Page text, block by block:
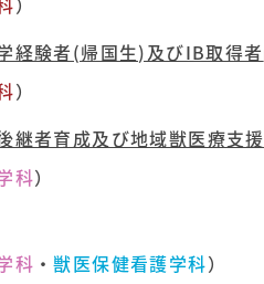
経験者(帰国生)及びIB取得者
）
継者育成及び地域獣医療支援
科）
科 ・獣医保健看護学科）